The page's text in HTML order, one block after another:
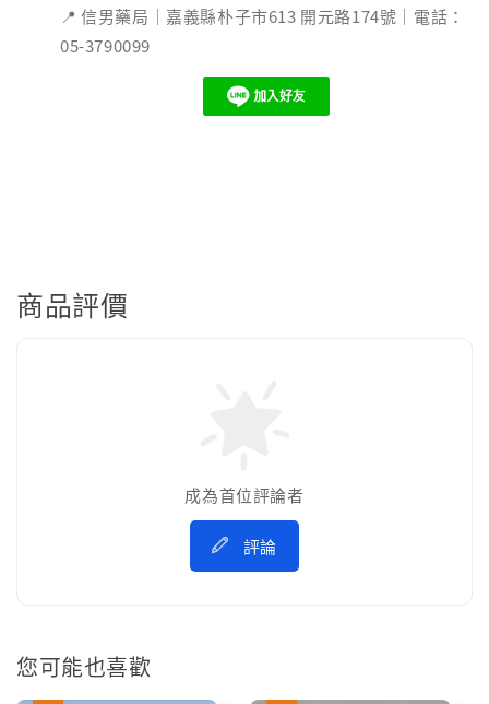
📍 信男藥局｜嘉義縣朴子市613 開元路174號｜電話：
05-3790099
商品評價
成為首位評論者
評論
您可能也喜歡